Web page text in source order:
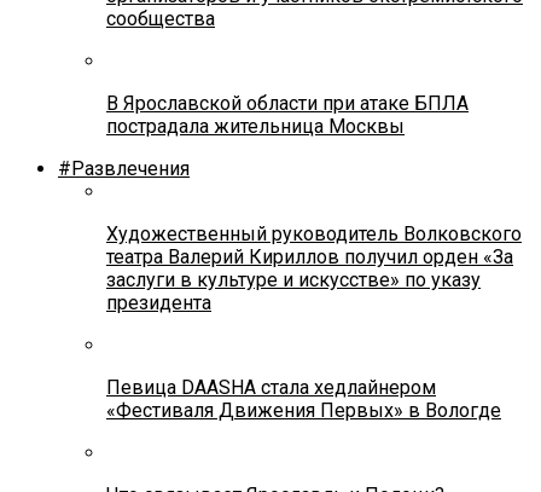
сообщества
В Ярославской области при атаке БПЛА
пострадала жительница Москвы
#Развлечения
Художественный руководитель Волковского
театра Валерий Кириллов получил орден «За
заслуги в культуре и искусстве» по указу
президента
Певица DAASHA стала хедлайнером
«Фестиваля Движения Первых» в Вологде